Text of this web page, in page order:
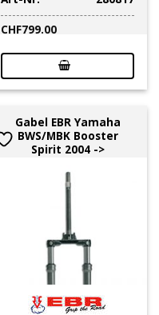
CHF799.00
Gabel EBR Yamaha
BWS/MBK Booster
Spirit 2004 ->